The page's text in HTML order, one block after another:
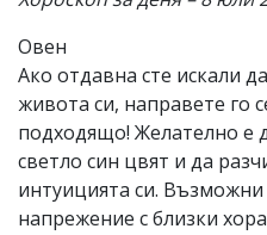
Ако
обиден
за
вас
коментар,
моля
сигнализирайте
ни!
Овен
Ако отдавна сте искали
живота си, направете го
подходящо! Желателно е
светло син цвят и да
интуицията си. Възможни
напрежение с близки